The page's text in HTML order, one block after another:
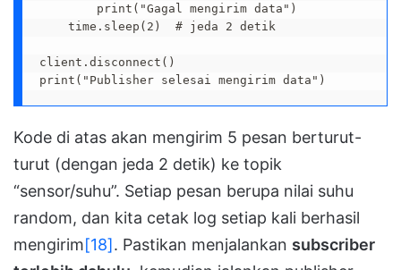
print("Gagal mengirim data")
time.sleep(2)  # jeda 2 detik
client.disconnect()
print("Publisher selesai mengirim data")
Kode di atas akan mengirim 5 pesan berturut-
turut (dengan jeda 2 detik) ke topik
“sensor/suhu”. Setiap pesan berupa nilai suhu
random, dan kita cetak log setiap kali berhasil
mengirim[18]. Pastikan menjalankan subscriber